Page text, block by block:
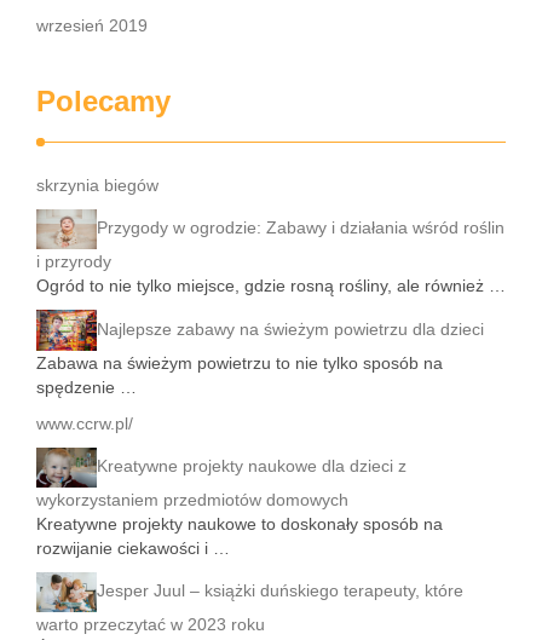
wrzesień 2019
Polecamy
skrzynia biegów
Przygody w ogrodzie: Zabawy i działania wśród roślin
i przyrody
Ogród to nie tylko miejsce, gdzie rosną rośliny, ale również …
Najlepsze zabawy na świeżym powietrzu dla dzieci
Zabawa na świeżym powietrzu to nie tylko sposób na
spędzenie …
www.ccrw.pl/
Kreatywne projekty naukowe dla dzieci z
wykorzystaniem przedmiotów domowych
Kreatywne projekty naukowe to doskonały sposób na
rozwijanie ciekawości i …
Jesper Juul – książki duńskiego terapeuty, które
warto przeczytać w 2023 roku